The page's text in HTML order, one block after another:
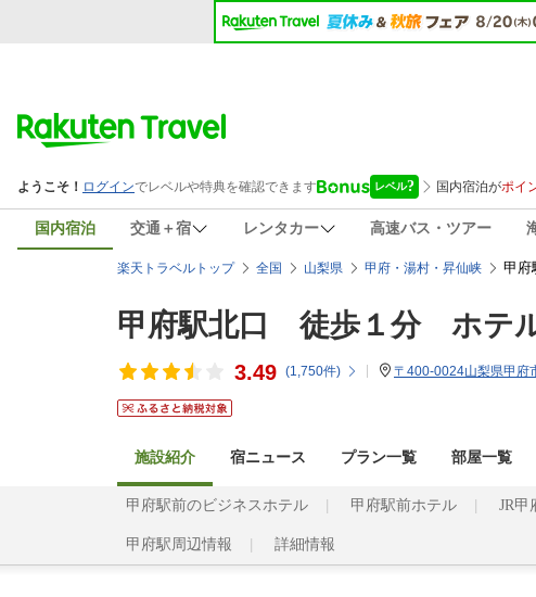
国内宿泊 交通＋宿 レンタカー 高速バス・ツアー
楽天トラベルトップ 全国 山梨県 甲府・湯村・昇仙峡 甲府
甲府駅北口 徒歩１分 ホテ
3.49 (1,750件) 〒400-0024山梨県甲府
施設紹介 宿ニュース プラン一覧 部屋一覧
甲府駅前のビジネスホテル 甲府駅前ホテル JR甲
甲府駅周辺情報 詳細情報